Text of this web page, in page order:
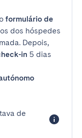
formulário de
dos hóspedes
Depois,
in 5 dias
de